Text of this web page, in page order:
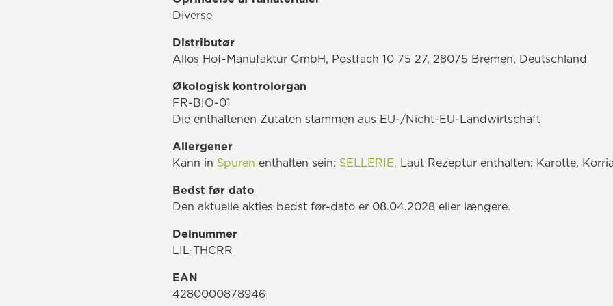
Diverse
Distributør
Allos Hof-Manufaktur GmbH, Postfach 10 75 27, 28075 Bremen, Deutschland
Økologisk kontrolorgan
FR-BIO-01
Die enthaltenen Zutaten stammen aus EU-/Nicht-EU-Landwirtschaft
Allergener
Kann in Spuren enthalten sein: SELLERIE, Laut Rezeptur enthalten: Karotte,
Bedst før dato
Den aktuelle akties bedst før-dato er 08.04.2028 eller længere.
Delnummer
LIL-THCRR
EAN
4280000878946